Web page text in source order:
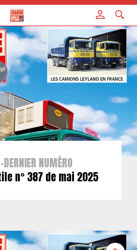
NUMÉRO
n° 387 de mai 2025
cookies